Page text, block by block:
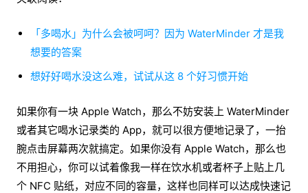
「多喝水」为什么会被呵呵？因为 WaterMinder 才是我
想要的答案
想好好喝水没这么难，试试从这 8 个好习惯开始
如果你有一块 Apple Watch，那么不妨安装上 WaterMinder
或者其它喝水记录类的 App，就可以很方便地记录了，一抬
腕点击屏幕两次就搞定。如果你没有 Apple Watch，那么也
不用担心，你可以试着像我一样在饮水机或者杯子上贴上几
个 NFC 贴纸，对应不同的容量，这样也同样可以达成快速记